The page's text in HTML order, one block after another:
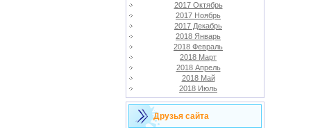
2017 Октябрь
2017 Ноябрь
2017 Декабрь
2018 Январь
2018 Февраль
2018 Март
2018 Апрель
2018 Май
2018 Июль
Друзья сайта